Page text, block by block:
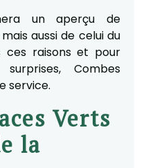
un aperçu de
aussi de celui du
ces raisons et pour
Combes
service.
Verts
la